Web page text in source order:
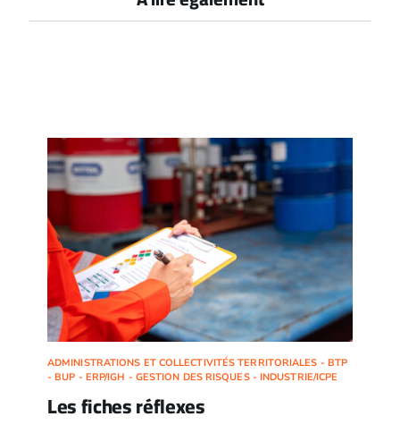
ADMINISTRATIONS ET COLLECTIVITÉS TERRITORIALES - BTP
- BUP - ERP/IGH - GESTION DES RISQUES - INDUSTRIE/ICPE
Les fiches réflexes